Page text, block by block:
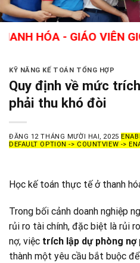
GIÁO VIÊN GIỎI,
KỸ NĂNG KẾ TOÁN TỔNG HỢP
Quy định về mức
phải thu khó đòi
ĐĂNG 12 THÁNG MƯỜI HAI, 2025
DEFAULT OPTION -> COUNTVIEW ->
Học kế toán thực tế ở thanh
Trong bối cảnh doanh nghiệp
rủi ro tài chính, đặc biệt là rủi
nợ, việc trích lập dự phòng
thành một yêu cầu bắt buộc